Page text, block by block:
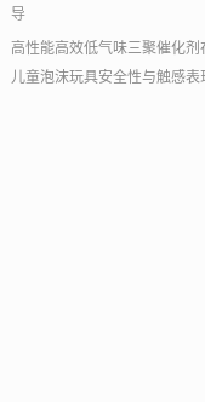
导
高性能高效低气味三聚催化剂
儿童泡沫玩具安全性与触感表